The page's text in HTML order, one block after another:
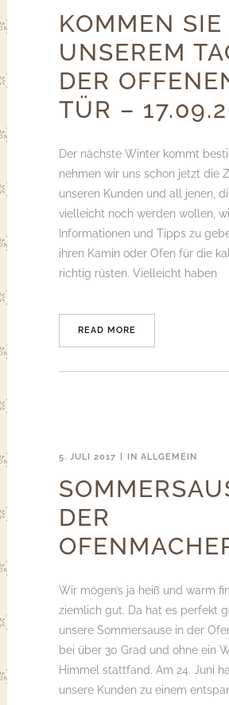
KOMMEN SIE
UNSEREM
DER
TÜR –
Der nächste Winter kommt
nehmen wir uns schon jetzt die
unseren Kunden und all jenen,
vielleicht noch werden wollen,
Informationen und Tipps zu
ihren Kamin oder Ofen für die
richtig rüsten. Vielleicht haben
READ MORE
5. JULI 2017 IN ALLGEMEIN
DER
Wir mögen’s ja heiß und warm
ziemlich gut. Da hat es perfekt
unsere Sommersause in der
bei über 30 Grad und ohne ein
Himmel stattfand. Am 24. Juni
unsere Kunden zu einem